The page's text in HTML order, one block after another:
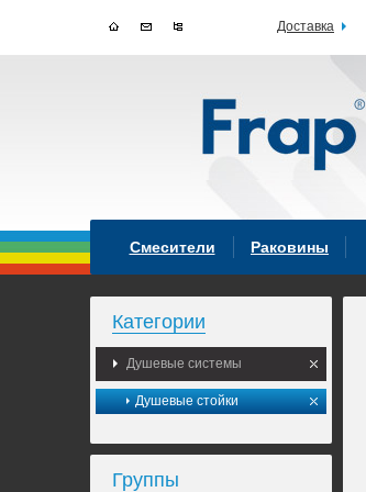
Смесители Раковины
Категории
Душевые системы
Душевые стойки
Группы
Доставка